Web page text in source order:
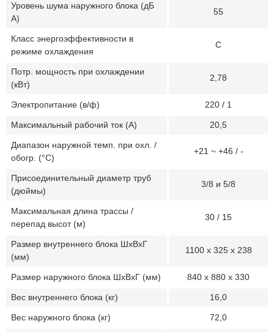
Уровень шума наружного блока (дБ
А)
55
Класс энергоэффективности в
режиме охлаждения
C
Потр. мощность при охлаждении
(кВт)
2,78
Электропитание (в/ф) 220 / 1
Максимальный рабочий ток (А) 20,5
Диапазон наружной темп. при охл. /
обогр. (°C)
+21 ~ +46 / -
Присоединительный диаметр труб
(дюймы)
3/8 и 5/8
Максимальная длина трассы /
перепад высот (м)
30 / 15
Размер внутреннего блока ШхВхГ
(мм)
1100 х 325 х 238
Размер наружного блока ШхВхГ (мм) 840 х 880 х 330
Вес внутреннего блока (кг) 16,0
Вес наружного блока (кг) 72,0